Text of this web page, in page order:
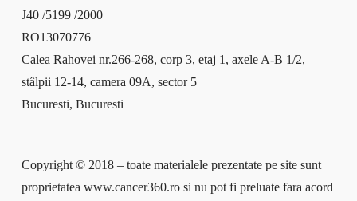
J40 /5199 /2000
RO13070776
Calea Rahovei nr.266-268, corp 3, etaj 1, axele A-B 1/2,
stâlpii 12-14, camera 09A, sector 5
Bucuresti, Bucuresti
Copyright © 2018 – toate materialele prezentate pe site sunt
proprietatea www.cancer360.ro si nu pot fi preluate fara acord